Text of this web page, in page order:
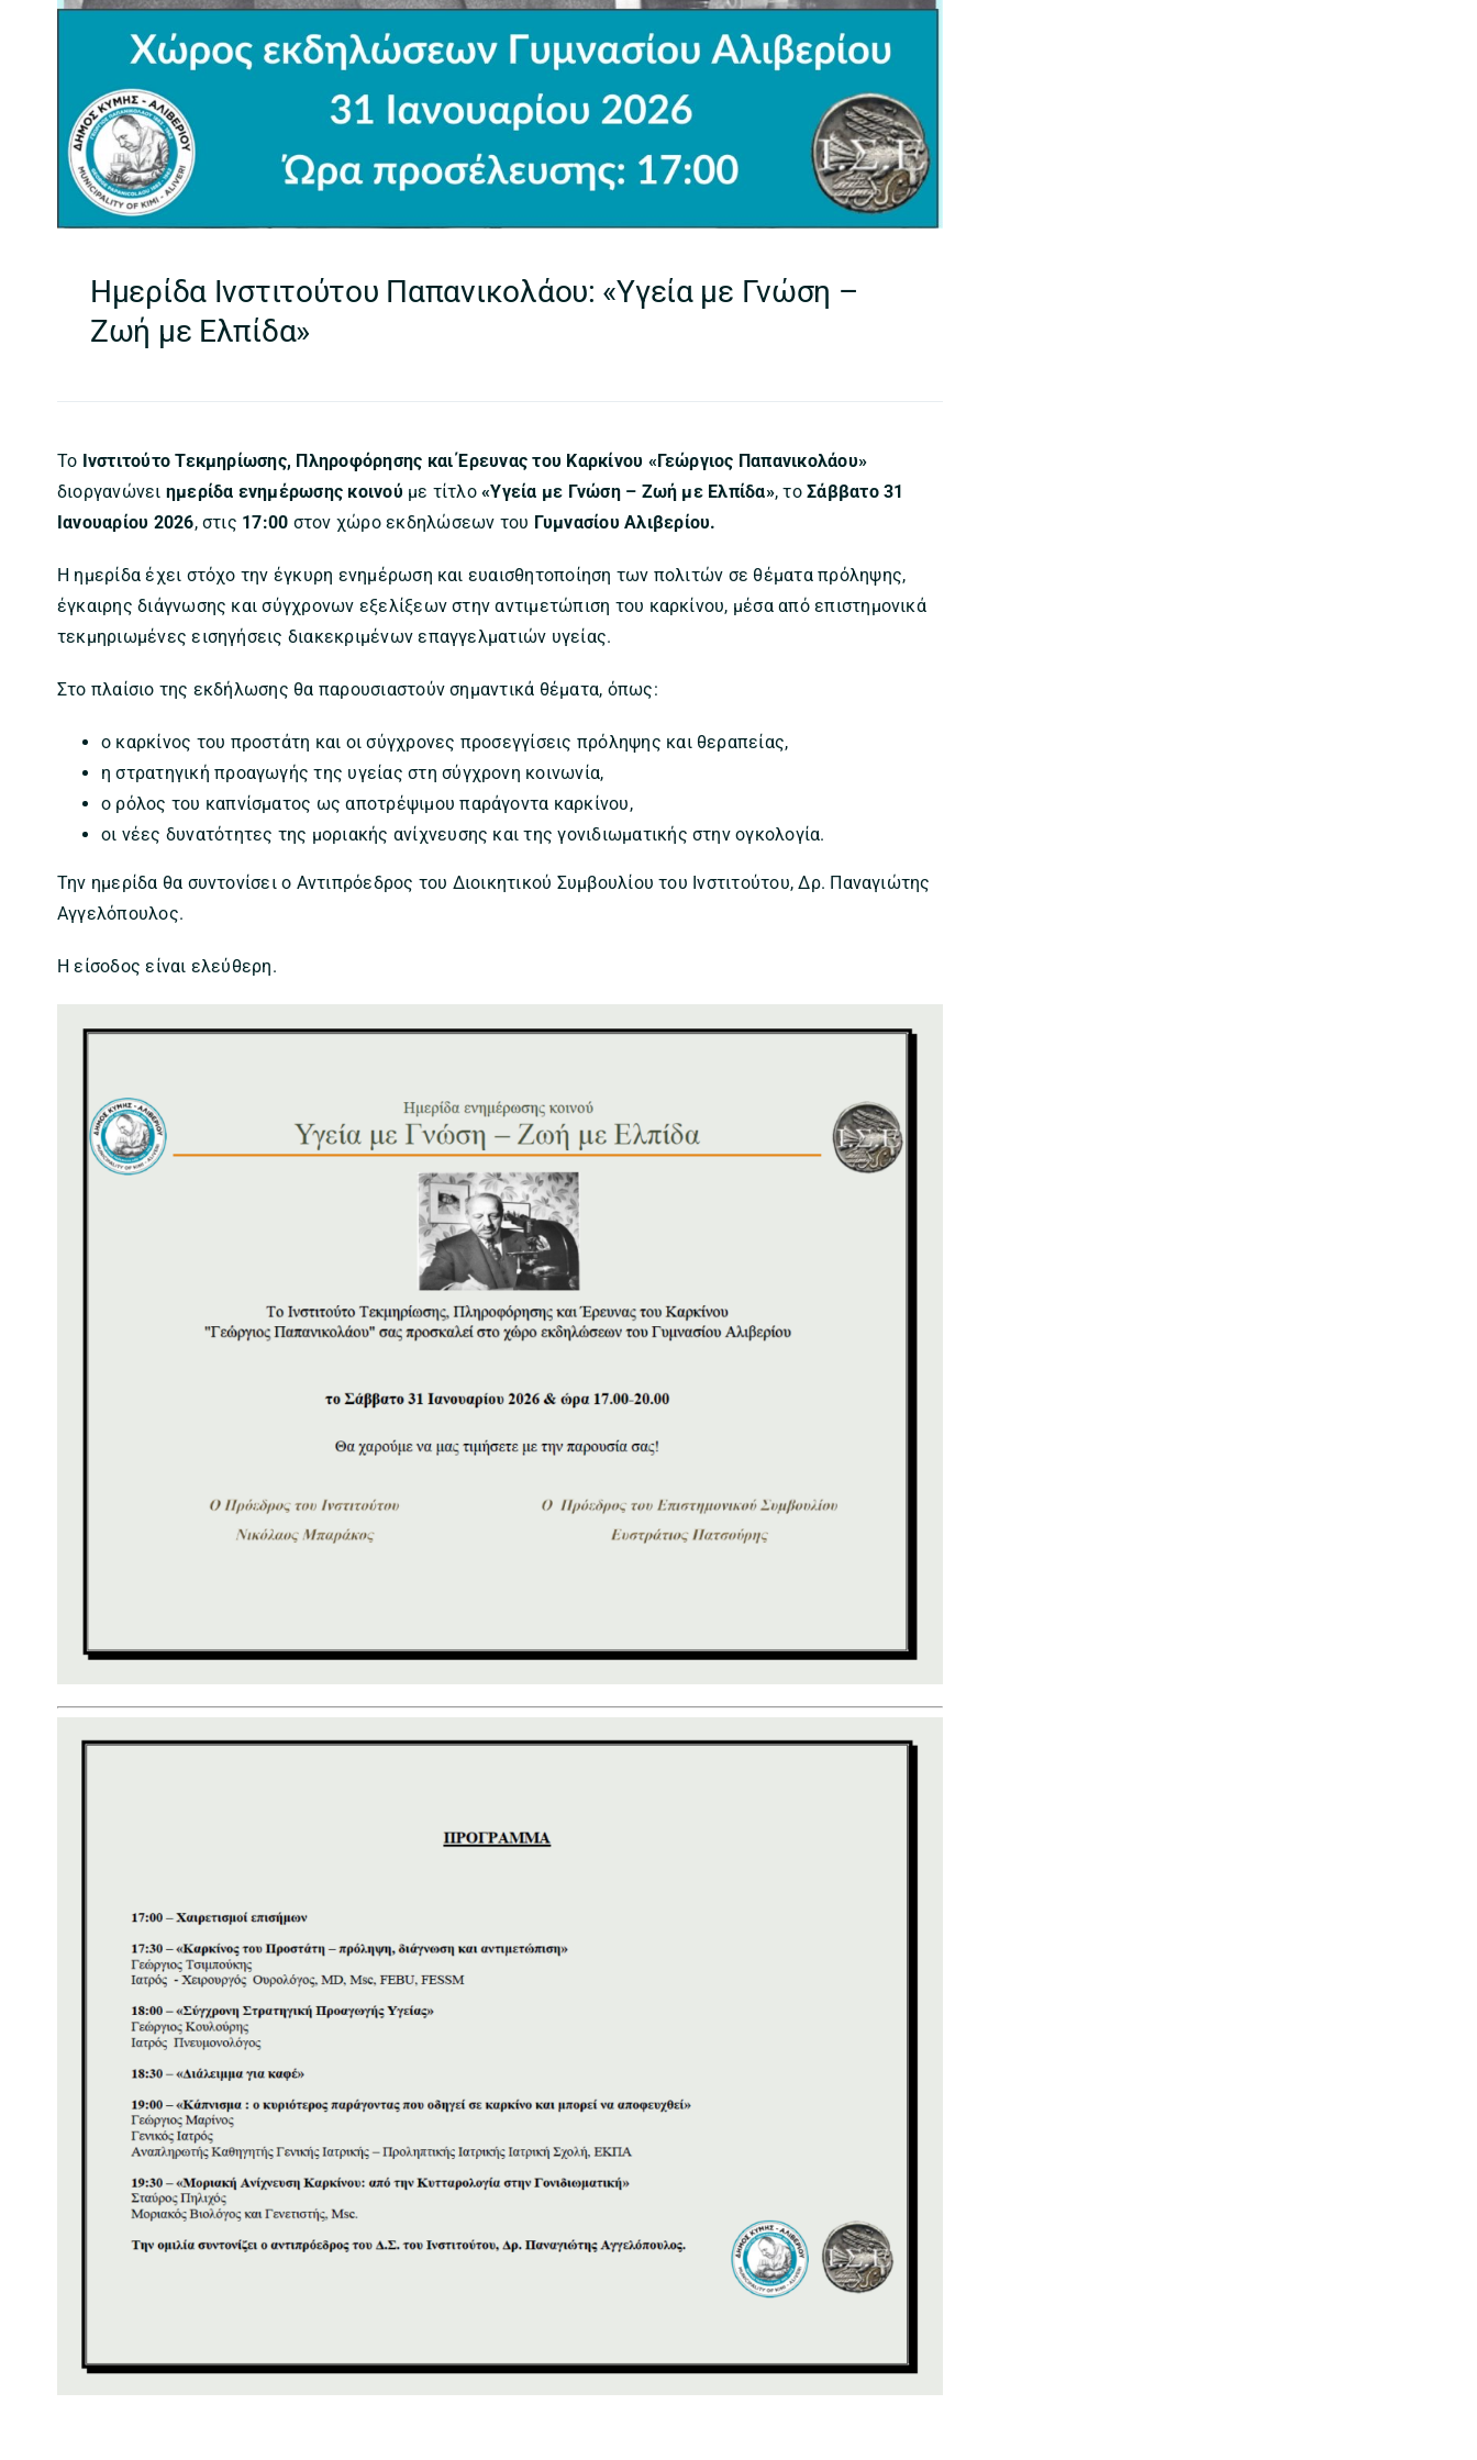
Ημερίδα Ινστιτούτου Παπανικολάου: «Υγεία με Γνώση –
Ζωή με Ελπίδα»
Το Ινστιτούτο Τεκμηρίωσης, Πληροφόρησης και Έρευνας του Καρκίνου «Γεώργιος Παπανικολάου»
διοργανώνει ημερίδα ενημέρωσης κοινού με τίτλο«Υγεία με Γνώση – Ζωή με Ελπίδα», τοΣάββατο 31
Ιανουαρίου 2026, στις 17:00 στον χώρο εκδηλώσεων του Γυμνασίου Αλιβερίου.
Η ημερίδα έχει στόχο την έγκυρη ενημέρωση και ευαισθητοποίηση των πολιτών σε θέματα πρόληψης,
έγκαιρης διάγνωσης και σύγχρονων εξελίξεων στην αντιμετώπιση του καρκίνου, μέσα από επιστημονικά
τεκμηριωμένες εισηγήσεις διακεκριμένων επαγγελματιών υγείας.
Στο πλαίσιο της εκδήλωσης θα παρουσιαστούν σημαντικά θέματα, όπως:
ο καρκίνος του προστάτη και οι σύγχρονες προσεγγίσεις πρόληψης και θεραπείας,
η στρατηγική προαγωγής της υγείας στη σύγχρονη κοινωνία,
ο ρόλος του καπνίσματος ως αποτρέψιμου παράγοντα καρκίνου,
οι νέες δυνατότητες της μοριακής ανίχνευσης και της γονιδιωματικής στην ογκολογία.
Την ημερίδα θα συντονίσει ο Αντιπρόεδρος του Διοικητικού Συμβουλίου του Ινστιτούτου, Δρ. Παναγιώτης
Αγγελόπουλος.
Η είσοδος είναι ελεύθερη.